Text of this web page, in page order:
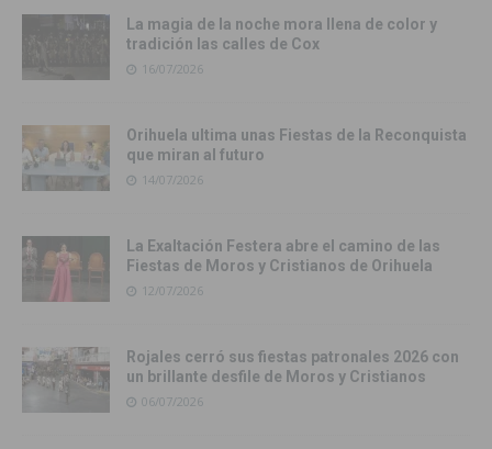
La magia de la noche mora llena de color y
tradición las calles de Cox
16/07/2026
Orihuela ultima unas Fiestas de la Reconquista
que miran al futuro
14/07/2026
La Exaltación Festera abre el camino de las
Fiestas de Moros y Cristianos de Orihuela
12/07/2026
Rojales cerró sus fiestas patronales 2026 con
un brillante desfile de Moros y Cristianos
06/07/2026